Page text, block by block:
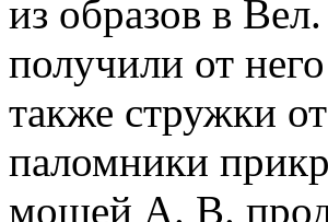
из образов в
получили от
также стружки
паломники
мощей А. В.